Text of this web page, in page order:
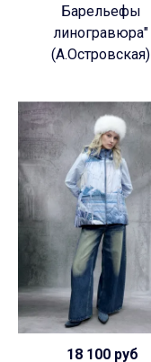
Барельефы
линогравюра"
(А.Островская)
18 100 руб